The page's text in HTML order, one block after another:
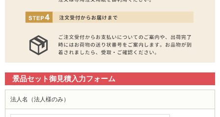
景品セット御見積入力フォーム
法人名（法人様のみ）